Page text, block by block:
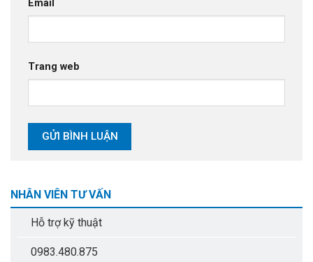
Email
Trang web
NHÂN VIÊN TƯ VẤN
Hỗ trợ kỹ thuật
0983.480.875